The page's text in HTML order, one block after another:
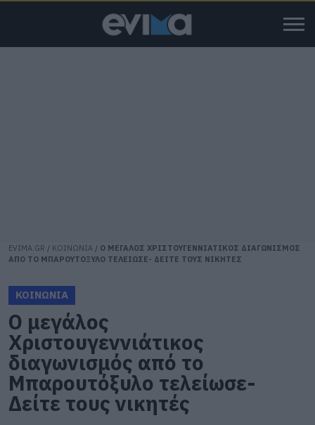
EVIMA.GR / ΚΟΙΝΩΝΙΑ / Ο ΜΕΓΑΛΟΣ ΧΡΙΣΤΟΥΓΕΝΝΙΑΤΙΚΟΣ ΔΙΑΓΩΝΙΣΜΟΣ
ΑΠΟ ΤΟ ΜΠΑΡΟΥΤΟΞΥΛΟ ΤΕΛΕΙΩΣΕ- ΔΕΙΤΕ ΤΟΥΣ ΝΙΚΗΤΕΣ
ΚΟΙΝΩΝΙΑ
Ο μεγάλος
Χριστουγεννιάτικος
διαγωνισμός από το
Μπαρουτόξυλο τελείωσε-
Δείτε τους νικητές